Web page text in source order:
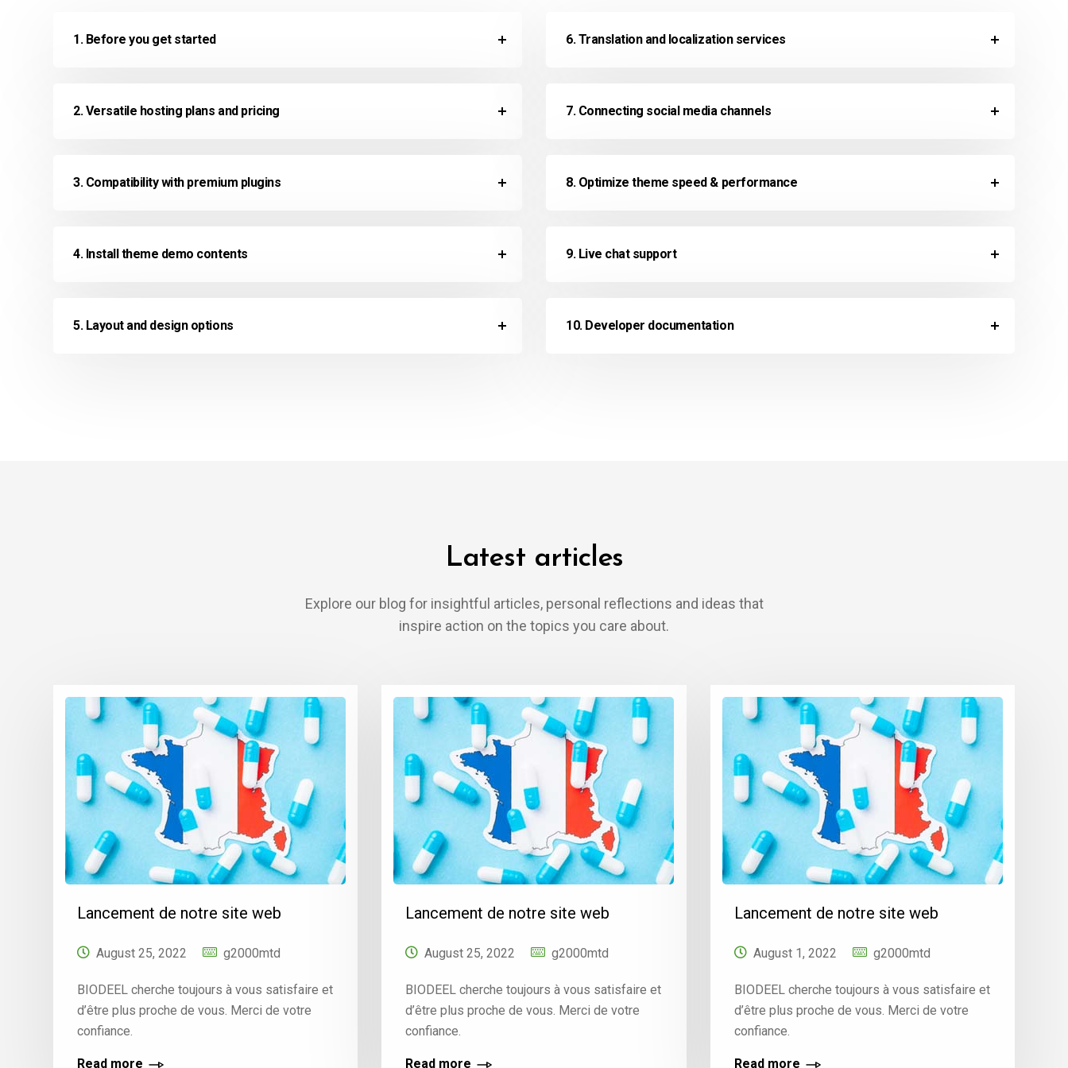
1. Before you get started
2. Versatile hosting plans and pricing
3. Compatibility with premium plugins
4. Install theme demo contents
5. Layout and design options
6. Translation and localization services
7. Connecting social media channels
8. Optimize theme speed & performance
9. Live chat support
10. Developer documentation
Latest articles
Explore our blog for insightful articles, personal reflections and ideas that
inspire action on the topics you care about.
Lancement de notre site web
August 25, 2022 g2000mtd
BIODEEL cherche toujours à vous satisfaire et
d’être plus proche de vous. Merci de votre
confiance.
Read more
Lancement de notre site web
August 25, 2022 g2000mtd
BIODEEL cherche toujours à vous satisfaire et
d’être plus proche de vous. Merci de votre
confiance.
Read more
Lancement de notre site web
August 1, 2022 g2000mtd
BIODEEL cherche toujours à vous satisfaire et
d’être plus proche de vous. Merci de votre
confiance.
Read more